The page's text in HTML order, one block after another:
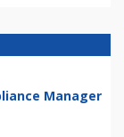
Manager